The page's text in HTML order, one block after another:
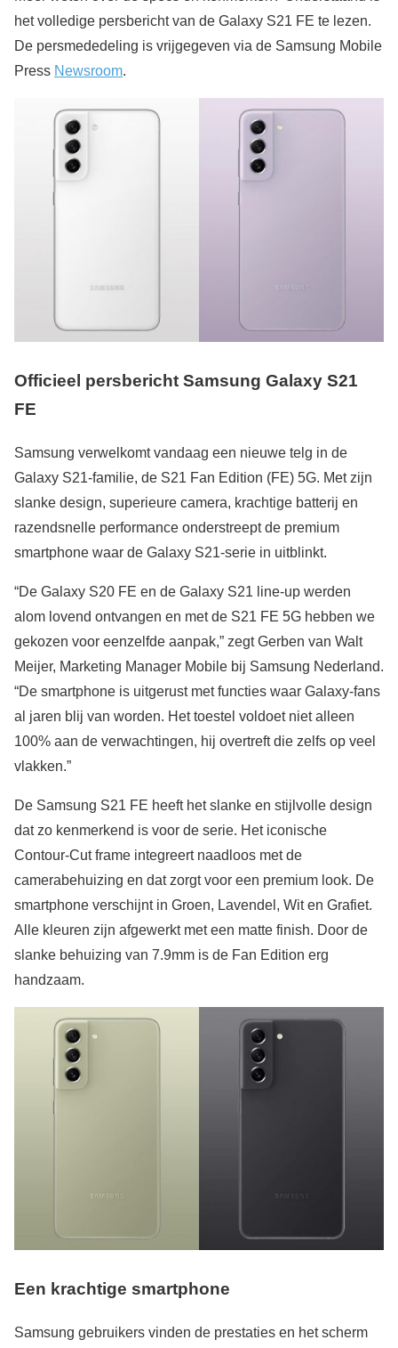
het volledige persbericht van de Galaxy S21 FE te lezen.
De persmededeling is vrijgegeven via de Samsung Mobile
Press Newsroom.
Officieel persbericht Samsung Galaxy S21
FE
Samsung verwelkomt vandaag een nieuwe telg in de
Galaxy S21-familie, de S21 Fan Edition (FE) 5G. Met zijn
slanke design, superieure camera, krachtige batterij en
razendsnelle performance onderstreept de premium
smartphone waar de Galaxy S21-serie in uitblinkt.
“De Galaxy S20 FE en de Galaxy S21 line-up werden
alom lovend ontvangen en met de S21 FE 5G hebben we
gekozen voor eenzelfde aanpak,” zegt Gerben van Walt
Meijer, Marketing Manager Mobile bij Samsung Nederland.
“De smartphone is uitgerust met functies waar Galaxy-fans
al jaren blij van worden. Het toestel voldoet niet alleen
100% aan de verwachtingen, hij overtreft die zelfs op veel
vlakken.”
De Samsung S21 FE heeft het slanke en stijlvolle design
dat zo kenmerkend is voor de serie. Het iconische
Contour-Cut frame integreert naadloos met de
camerabehuizing en dat zorgt voor een premium look. De
smartphone verschijnt in Groen, Lavendel, Wit en Grafiet.
Alle kleuren zijn afgewerkt met een matte finish. Door de
slanke behuizing van 7.9mm is de Fan Edition erg
handzaam.
Een krachtige smartphone
Samsung gebruikers vinden de prestaties en het scherm